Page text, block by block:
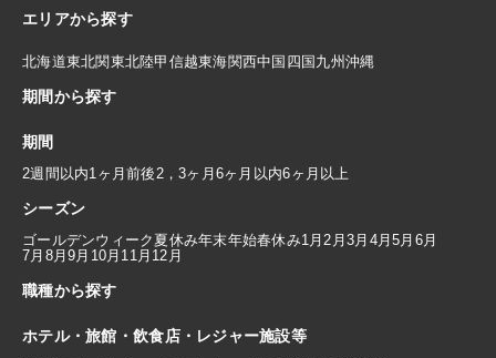
エリアから探す
北海道東北関東北陸甲信越東海関西中国 四国 九州 沖縄
期間から探す
期間
2週間以内1ヶ月前後2，3ヶ月 6ヶ月以内6ヶ月以上
シーズン
ゴールデンウィーク 夏休み年末年始春休み1月2月3月 4月5月 6月
7月 8月9月 10月 11月 12月
職種から探す
ホテル・旅館・飲食店・レジャー施設等